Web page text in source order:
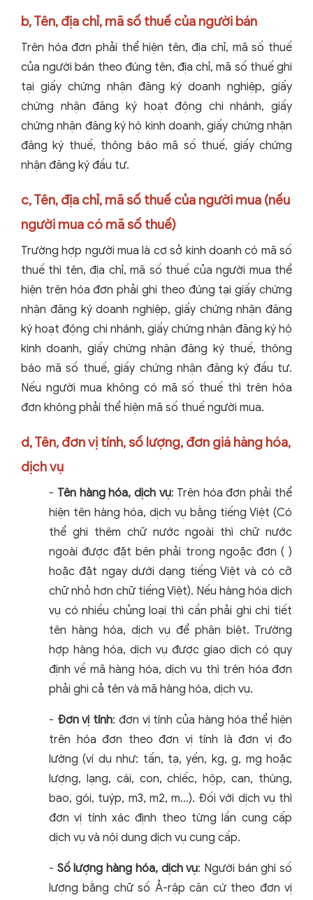
b, Tên, địa chỉ, mã số thuế của người bán
Trên hóa đơn phải thể hiện tên, địa chỉ, mã số thuế
của người bán theo đúng tên, địa chỉ, mã số thuế ghi
tại giấy chứng nhận đăng ký doanh nghiệp, giấy
chứng nhận đăng ký hoạt động chi nhánh, giấy
chứng nhận đăng ký hộ kinh doanh, giấy chứng nhận
đăng ký thuế, thông báo mã số thuế, giấy chứng
nhận đăng ký đầu tư.
c, Tên, địa chỉ, mã số thuế của người mua (nếu
người mua có mã số thuế)
Trường hợp người mua là cơ sở kinh doanh có mã số
thuế thì tên, địa chỉ, mã số thuế của người mua thể
hiện trên hóa đơn phải ghi theo đúng tại giấy chứng
nhận đăng ký doanh nghiệp, giấy chứng nhận đăng
ký hoạt động chi nhánh, giấy chứng nhận đăng ký hộ
kinh doanh, giấy chứng nhận đăng ký thuế, thông
báo mã số thuế, giấy chứng nhận đăng ký đầu tư.
Nếu người mua không có mã số thuế thì trên hóa
đơn không phải thể hiện mã số thuế người mua.
d, Tên, đơn vị tính, số lượng, đơn giá hàng hóa,
dịch vụ
- Tên hàng hóa, dịch vụ: Trên hóa đơn phải thể
hiện tên hàng hóa, dịch vụ bằng tiếng Việt (Có
thể ghi thêm chữ nước ngoài thì chữ nước
ngoài được đặt bên phải trong ngoặc đơn ( )
hoặc đặt ngay dưới dạng tiếng Việt và có cỡ
chữ nhỏ hơn chữ tiếng Việt). Nếu hàng hóa dịch
vụ có nhiều chủng loại thì cần phải ghi chi tiết
tên hàng hóa, dịch vụ để phân biệt. Trường
hợp hàng hóa, dịch vụ được giao dịch có quy
định về mã hàng hóa, dịch vụ thì trên hóa đơn
phải ghi cả tên và mã hàng hóa, dịch vụ.
- Đơn vị tính: đơn vị tính của hàng hóa thể hiện
trên hóa đơn theo đơn vị tính là đơn vị đo
lường (ví dụ như: tấn, tạ, yến, kg, g, mg hoặc
lượng, lạng, cái, con, chiếc, hộp, can, thùng,
bao, gói, tuýp, m3, m2, m...). Đối với dịch vụ thì
đơn vị tính xác định theo từng lần cung cấp
dịch vụ và nội dung dịch vụ cung cấp.
- Số lượng hàng hóa, dịch vụ: Người bán ghi số
lượng bằng chữ số Ả-rập căn cứ theo đơn vị